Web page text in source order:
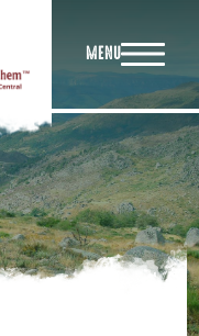
MENU